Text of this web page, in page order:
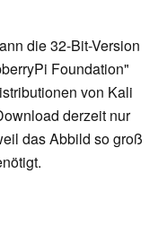
die 32-Bit-Version
Foundation"
von Kali
derzeit nur
das Abbild so groß